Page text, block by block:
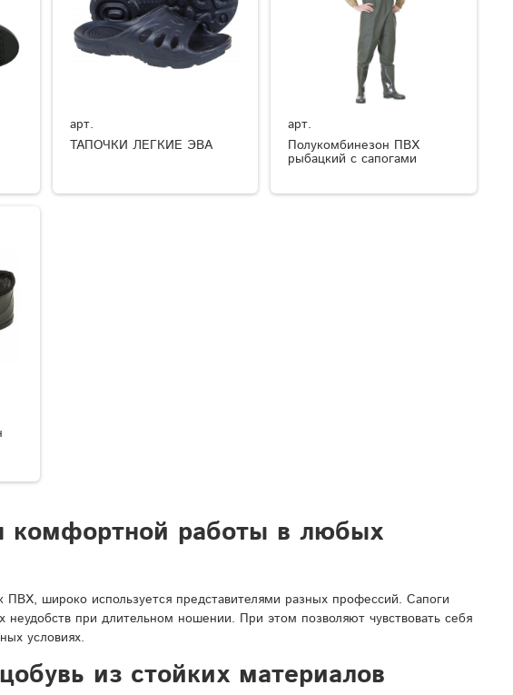
арт.
ТАПОЧКИ ЛЕГКИЕ ЭВА
арт.
Полукомбинезон ПВХ
рыбацкий с сапогами
комфортной работы в любых
ПВХ, широко используется представителями разных профессий. Сапоги
при длительном ношении. При этом позволяют чувствовать себя
условиях.
из стойких материалов